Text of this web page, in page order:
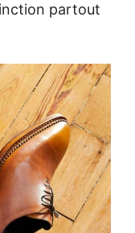
partout